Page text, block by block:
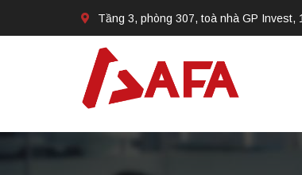
Tầng 3, phòng 307, toà nhà GP